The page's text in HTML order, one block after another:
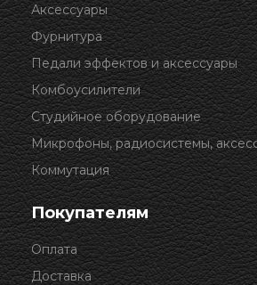
Аксессуары
Фурнитура
Педали эффектов и аксессуары
Комбоусилители
Студийное оборудование
Микрофоны, радиосистемы,
Коммутация
Покупателям
Оплата
Доставка